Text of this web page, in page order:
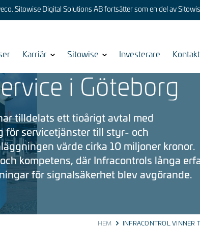
Sitowise Digital Solutions AB fortsätter som en del av
Show
for
Karriär
Show
for
Sitowise Investerare
Show
for
Kontakt
tioårigt kontrakt
i Göteborg
tilldelats ett tioårigt avtal med
för servicetjänster till styr- och
värde cirka 10 miljoner kronor.
kompetens, där Infracontrols långa
för signalsäkerhet blev avgörande.
HEM INFRACONTROL VINNER